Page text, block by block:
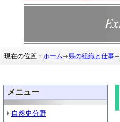
現在の位置： ホーム 県の組織と仕事
メニュー
自然史分野